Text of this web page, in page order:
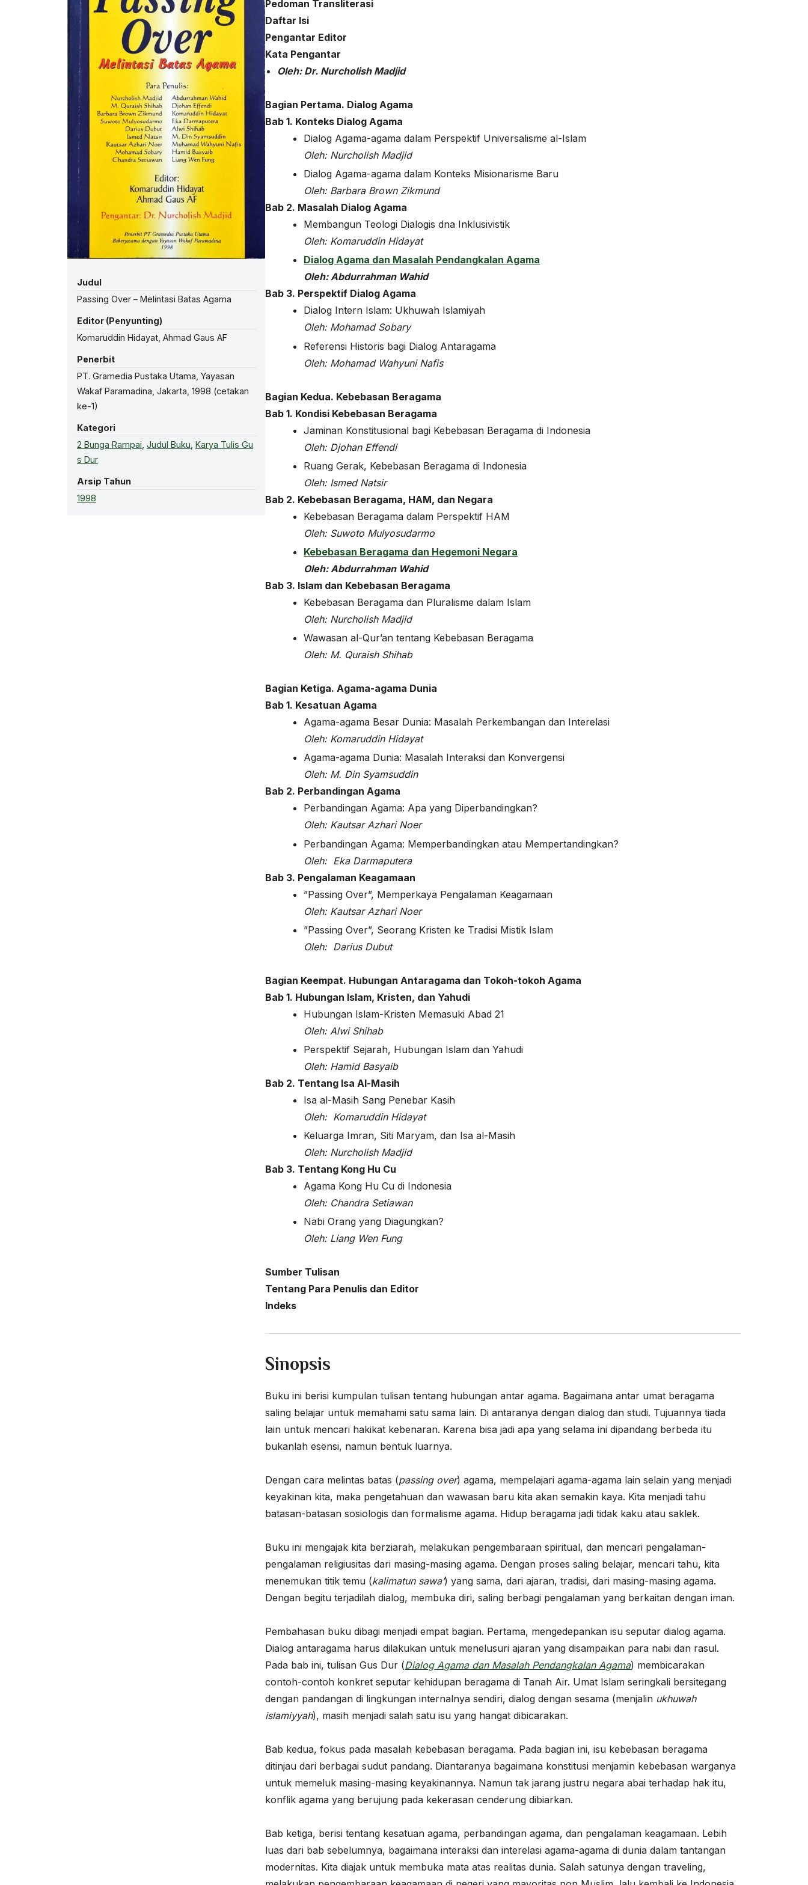
Judul
Passing Over – Melintasi Batas Agama
Editor (Penyunting)
Komaruddin Hidayat, Ahmad Gaus AF
Penerbit
PT. Gramedia Pustaka Utama, Yayasan
Wakaf Paramadina, Jakarta, 1998 (cetakan
ke-1)
Kategori
2 Bunga Rampai Judul Buku Karya Tulis Gu
s Dur
Arsip Tahun
1998
Pedoman Transliterasi
Daftar Isi
Pengantar Editor
Kata Pengantar
Oleh: Dr. Nurcholish Madjid
Bagian Pertama. Dialog Agama
Bab 1. Konteks Dialog Agama
Dialog Agama-agama dalam Perspektif Universalisme al-Islam
Oleh: Nurcholish Madjid
Dialog Agama-agama dalam Konteks Misionarisme Baru
Oleh: Barbara Brown Zikmund
Bab 2. Masalah Dialog Agama
Membangun Teologi Dialogis dna Inklusivistik
Oleh: Komaruddin Hidayat
Dialog Agama dan Masalah Pendangkalan Agama
Oleh: Abdurrahman Wahid
Bab 3. Perspektif Dialog Agama
Dialog Intern Islam: Ukhuwah Islamiyah
Oleh: Mohamad Sobary
Referensi Historis bagi Dialog Antaragama
Oleh: Mohamad Wahyuni Nafis
Bagian Kedua. Kebebasan Beragama
Bab 1. Kondisi Kebebasan Beragama
Jaminan Konstitusional bagi Kebebasan Beragama di Indonesia
Oleh: Djohan Effendi
Ruang Gerak, Kebebasan Beragama di Indonesia
Oleh: Ismed Natsir
Bab 2. Kebebasan Beragama, HAM, dan Negara
Kebebasan Beragama dalam Perspektif HAM
Oleh: Suwoto Mulyosudarmo
Kebebasan Beragama dan Hegemoni Negara
Oleh: Abdurrahman Wahid
Bab 3. Islam dan Kebebasan Beragama
Kebebasan Beragama dan Pluralisme dalam Islam
Oleh: Nurcholish Madjid
Wawasan al-Qur’an tentang Kebebasan Beragama
Oleh: M. Quraish Shihab
Bagian Ketiga. Agama-agama Dunia
Bab 1. Kesatuan Agama
Agama-agama Besar Dunia: Masalah Perkembangan dan Interelasi
Oleh: Komaruddin Hidayat
Agama-agama Dunia: Masalah Interaksi dan Konvergensi
Oleh: M. Din Syamsuddin
Bab 2. Perbandingan Agama
Perbandingan Agama: Apa yang Diperbandingkan?
Oleh: Kautsar Azhari Noer
Perbandingan Agama: Memperbandingkan atau Mempertandingkan?
Oleh: Eka Darmaputera
Bab 3. Pengalaman Keagamaan
”Passing Over”, Memperkaya Pengalaman Keagamaan
Oleh: Kautsar Azhari Noer
”Passing Over”, Seorang Kristen ke Tradisi Mistik Islam
Oleh: Darius Dubut
Bagian Keempat. Hubungan Antaragama dan Tokoh-tokoh Agama
Bab 1. Hubungan Islam, Kristen, dan Yahudi
Hubungan Islam-Kristen Memasuki Abad 21
Oleh: Alwi Shihab
Perspektif Sejarah, Hubungan Islam dan Yahudi
Oleh: Hamid Basyaib
Bab 2. Tentang Isa Al-Masih
Isa al-Masih Sang Penebar Kasih
Oleh: Komaruddin Hidayat
Keluarga Imran, Siti Maryam, dan Isa al-Masih
Oleh: Nurcholish Madjid
Bab 3. Tentang Kong Hu Cu
Agama Kong Hu Cu di Indonesia
Oleh: Chandra Setiawan
Nabi Orang yang Diagungkan?
Oleh: Liang Wen Fung
Sumber Tulisan
Tentang Para Penulis dan Editor
Indeks
Sinopsis
Buku ini berisi kumpulan tulisan tentang hubungan antar agama. Bagaimana antar umat beragama
saling belajar untuk memahami satu sama lain. Di antaranya dengan dialog dan studi. Tujuannya tiada
lain untuk mencari hakikat kebenaran. Karena bisa jadi apa yang selama ini dipandang berbeda itu
bukanlah esensi, namun bentuk luarnya.
Dengan cara melintas batas (passing over) agama, mempelajari agama-agama lain selain yang menjadi
keyakinan kita, maka pengetahuan dan wawasan baru kita akan semakin kaya. Kita menjadi tahu
batasan-batasan sosiologis dan formalisme agama. Hidup beragama jadi tidak kaku atau saklek.
Buku ini mengajak kita berziarah, melakukan pengembaraan spiritual, dan mencari pengalaman-
pengalaman religiusitas dari masing-masing agama. Dengan proses saling belajar, mencari tahu, kita
menemukan titik temu (kalimatun sawa’) yang sama, dari ajaran, tradisi, dari masing-masing agama.
Dengan begitu terjadilah dialog, membuka diri, saling berbagi pengalaman yang berkaitan dengan iman.
Pembahasan buku dibagi menjadi empat bagian. Pertama, mengedepankan isu seputar dialog agama.
Dialog antaragama harus dilakukan untuk menelusuri ajaran yang disampaikan para nabi dan rasul.
Pada bab ini, tulisan Gus Dur (Dialog Agama dan Masalah Pendangkalan Agama) membicarakan
contoh-contoh konkret seputar kehidupan beragama di Tanah Air. Umat Islam seringkali bersitegang
dengan pandangan di lingkungan internalnya sendiri, dialog dengan sesama (menjalin ukhuwah
islamiyyah), masih menjadi salah satu isu yang hangat dibicarakan.
Bab kedua, fokus pada masalah kebebasan beragama. Pada bagian ini, isu kebebasan beragama
ditinjau dari berbagai sudut pandang. Diantaranya bagaimana konstitusi menjamin kebebasan warganya
untuk memeluk masing-masing keyakinannya. Namun tak jarang justru negara abai terhadap hak itu,
konflik agama yang berujung pada kekerasan cenderung dibiarkan.
Bab ketiga, berisi tentang kesatuan agama, perbandingan agama, dan pengalaman keagamaan. Lebih
luas dari bab sebelumnya, bagaimana interaksi dan interelasi agama-agama di dunia dalam tantangan
modernitas. Kita diajak untuk membuka mata atas realitas dunia. Salah satunya dengan traveling,